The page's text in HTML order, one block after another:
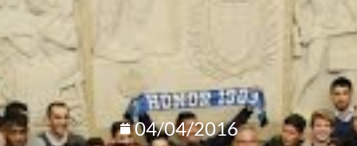
04/04/2016